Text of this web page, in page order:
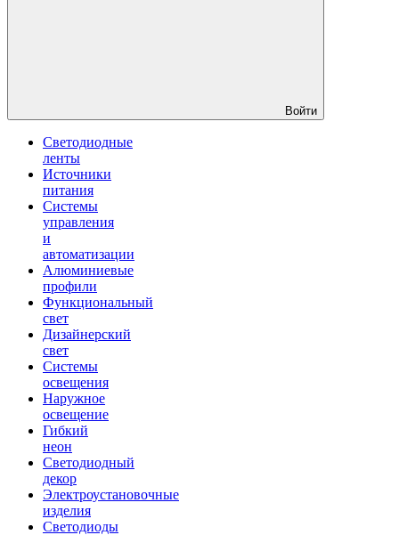
Войти
Светодиодные
ленты
Источники
питания
Системы
управления
и
автоматизации
Алюминиевые
профили
Функциональный
свет
Дизайнерский
свет
Системы
освещения
Наружное
освещение
Гибкий
неон
Светодиодный
декор
Электроустановочные
изделия
Светодиоды